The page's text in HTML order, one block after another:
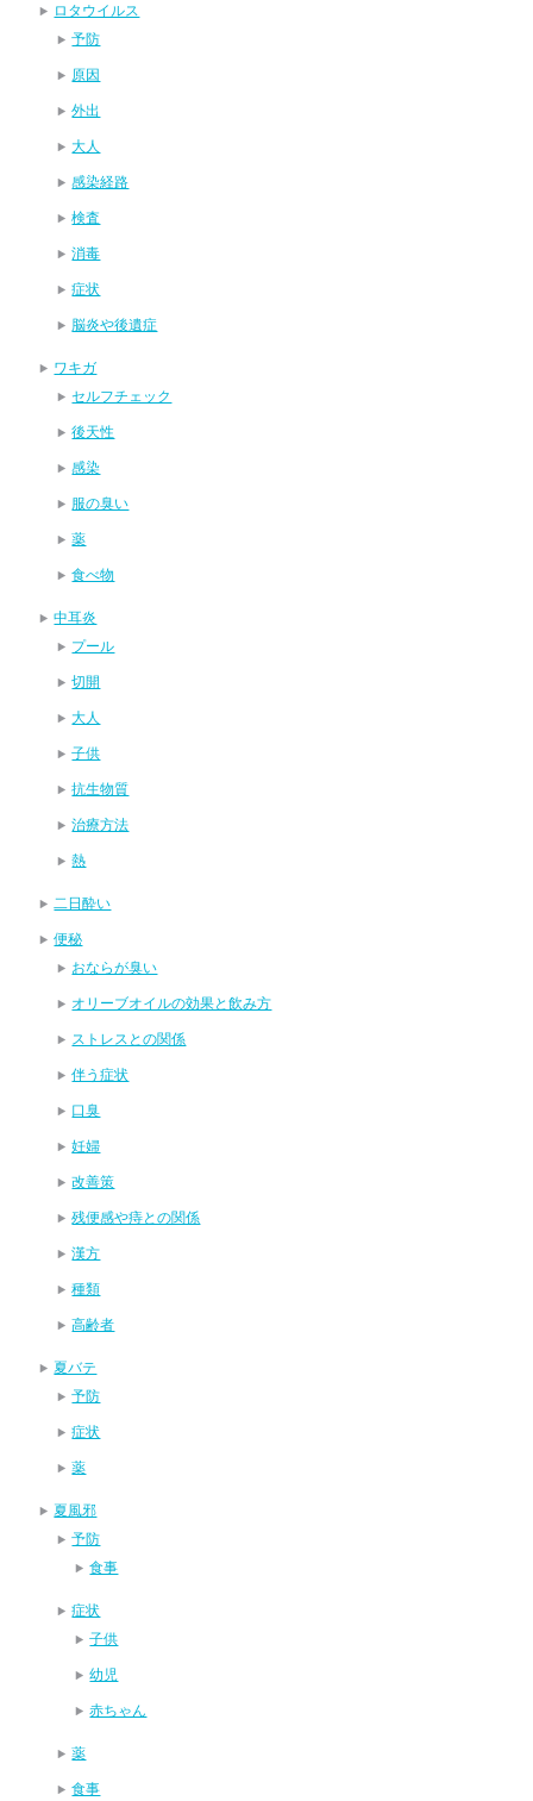
ロタウイルス
予防
原因
外出
大人
感染経路
検査
消毒
症状
脳炎や後遺症
ワキガ
セルフチェック
後天性
感染
服の臭い
薬
食べ物
中耳炎
プール
切開
大人
子供
抗生物質
治療方法
熱
二日酔い
便秘
おならが臭い
オリーブオイルの効果と飲み方
ストレスとの関係
伴う症状
口臭
妊婦
改善策
残便感や痔との関係
漢方
種類
高齢者
夏バテ
予防
症状
薬
夏風邪
予防
食事
症状
子供
幼児
赤ちゃん
薬
食事